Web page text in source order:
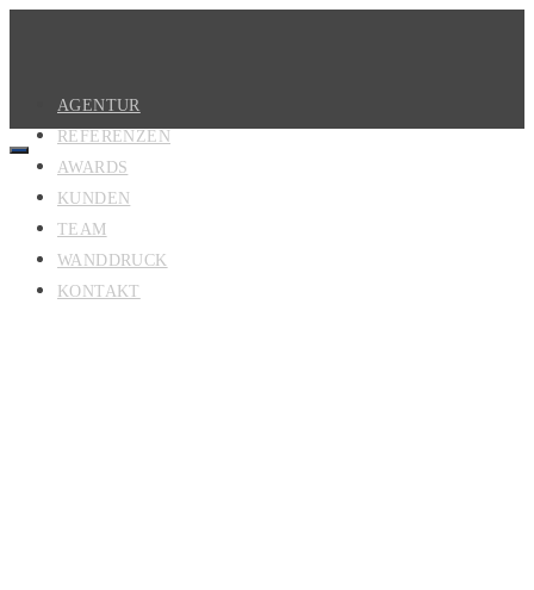
AGENTUR
REFERENZEN
AWARDS
KUNDEN
TEAM
WANDDRUCK
KONTAKT